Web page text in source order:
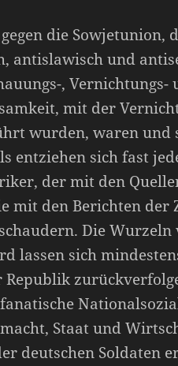
die Sowjetunion,
antislawisch und
,
mit der
wurden, waren und
entziehen sich fast
der mit den
mit den Berichten
Die
lassen sich
Republik
Staat und
deutschen Soldaten